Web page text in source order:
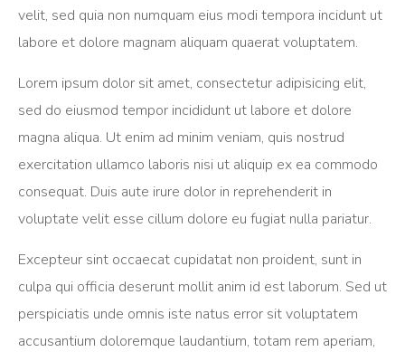
velit, sed quia non numquam eius modi tempora incidunt ut
labore et dolore magnam aliquam quaerat voluptatem.
Lorem ipsum dolor sit amet, consectetur adipisicing elit,
sed do eiusmod tempor incididunt ut labore et dolore
magna aliqua. Ut enim ad minim veniam, quis nostrud
exercitation ullamco laboris nisi ut aliquip ex ea commodo
consequat. Duis aute irure dolor in reprehenderit in
voluptate velit esse cillum dolore eu fugiat nulla pariatur.
Excepteur sint occaecat cupidatat non proident, sunt in
culpa qui officia deserunt mollit anim id est laborum. Sed ut
perspiciatis unde omnis iste natus error sit voluptatem
accusantium doloremque laudantium, totam rem aperiam,